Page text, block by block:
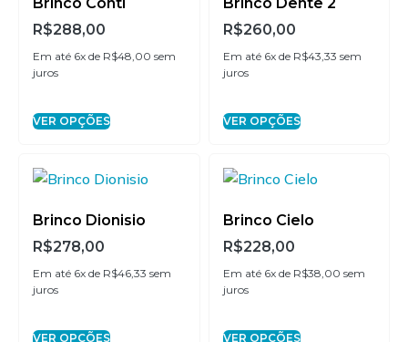
6x de R$40,33 sem
R$241,98
R$288,00
Em até 6x de R$48,00 sem
juros
VER OPÇÕES
R$260,00
Em até 6x de R$43,33 sem
juros
VER OPÇÕES
Brinco Dionisio
R$278,00
Em até 6x de R$46,33 sem
juros
VER OPÇÕES
Brinco Cielo
R$228,00
Em até 6x de R$38,00 sem
juros
VER OPÇÕES